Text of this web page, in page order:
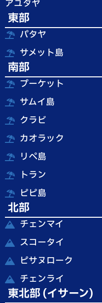
アユタヤ
東部
パタヤ
サメット島
南部
プーケット
サムイ島
クラビ
カオラック
リペ島
トラン
ピピ島
北部
チェンマイ
スコータイ
ピサヌローク
チェンライ
東北部 (イサーン)